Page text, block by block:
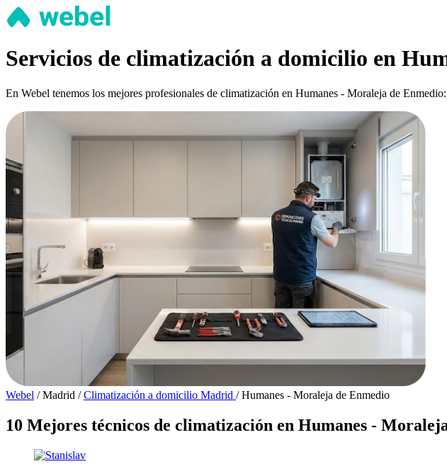
Servicios de climatización a domicilio en
En Webel tenemos los mejores profesionales de climatización en Humanes - Moraleja de
Webel / Madrid / Climatización a domicilio Madrid / Humanes - Moraleja de Enmedio
10 Mejores técnicos de climatización en Humanes -